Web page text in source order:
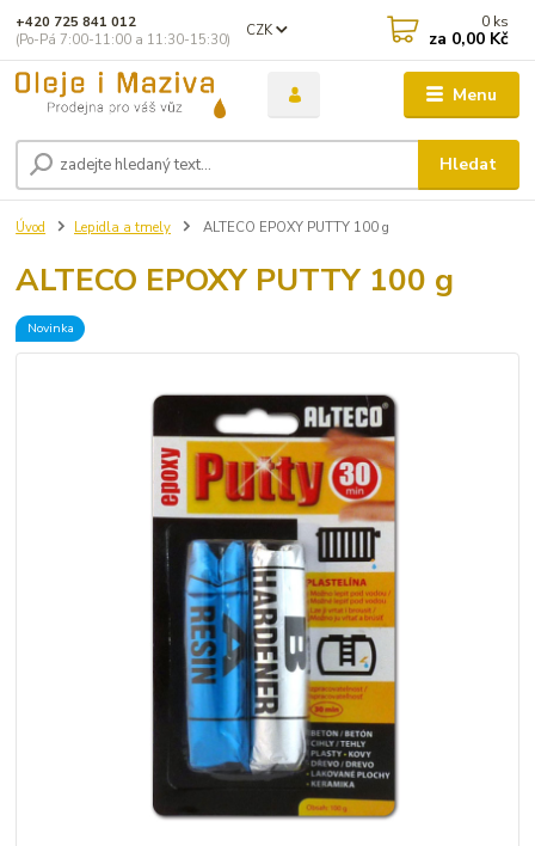
Menu
CZK
Hledat
+420 725 841 012
(Po-Pá 7:00-11:00 a 11:30-15:30)
0 ks
za 0,00 Kč
Úvod Lepidla a tmely ALTECO EPOXY PUTTY 100 g
ALTECO EPOXY PUTTY 100 g
Novinka